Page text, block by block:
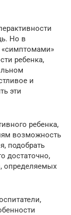
Но в
ребенка,
и
эти
ребенка,
возможность
подобрать
достаточно,
определяемых